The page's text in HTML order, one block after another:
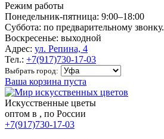
Режим работы
Понедельник-пятница: 9:00–18:00
Суббота: по предварительному звонку.
Воскресенье: выходной
Адрес: ул. Репина, 4
Тел.: +7(917)730-17-03
Выбрать город:
Ваша корзина пуста
Искусственные цветы
оптом в , по России
+7(917)730-17-03